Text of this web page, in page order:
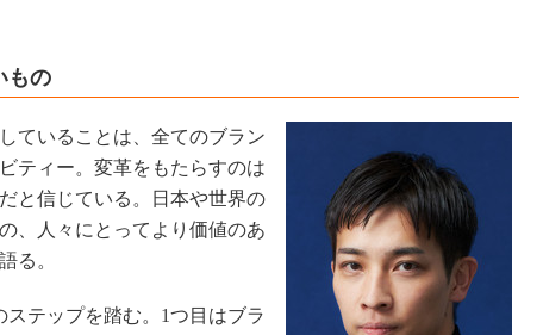
もの
ていることは、全てのブラン
ティー。変革をもたらすのは
と信じている。日本や世界の
、人々にとってより価値のあ
る。
テップを踏む。1つ目はブラ